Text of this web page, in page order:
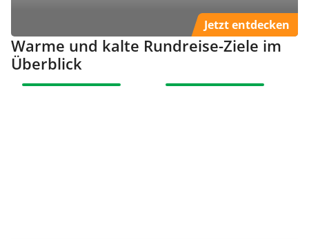
Jetzt entdecken
Warme und kalte Rundreise-Ziele im
Überblick
UNSERE EMPFEHLUNG UNSERE EMPFEHLUNG